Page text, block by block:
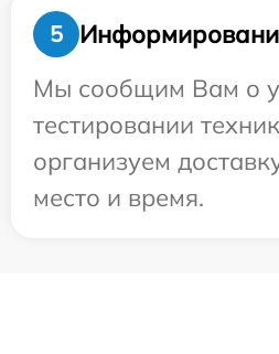
5
Мы сообщим Вам о
тестировании
организуем
место и время.